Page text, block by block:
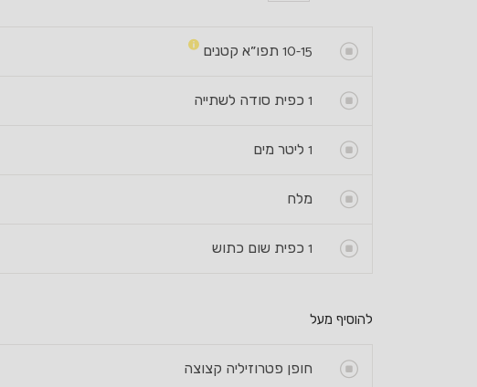
10-15 תפו״א קטנים
1 כפית סודה לשתייה
1 ליטר מים
מלח
1 כפית שום כתוש
להוסיף מעל
חופן פטרוזיליה קצוצה